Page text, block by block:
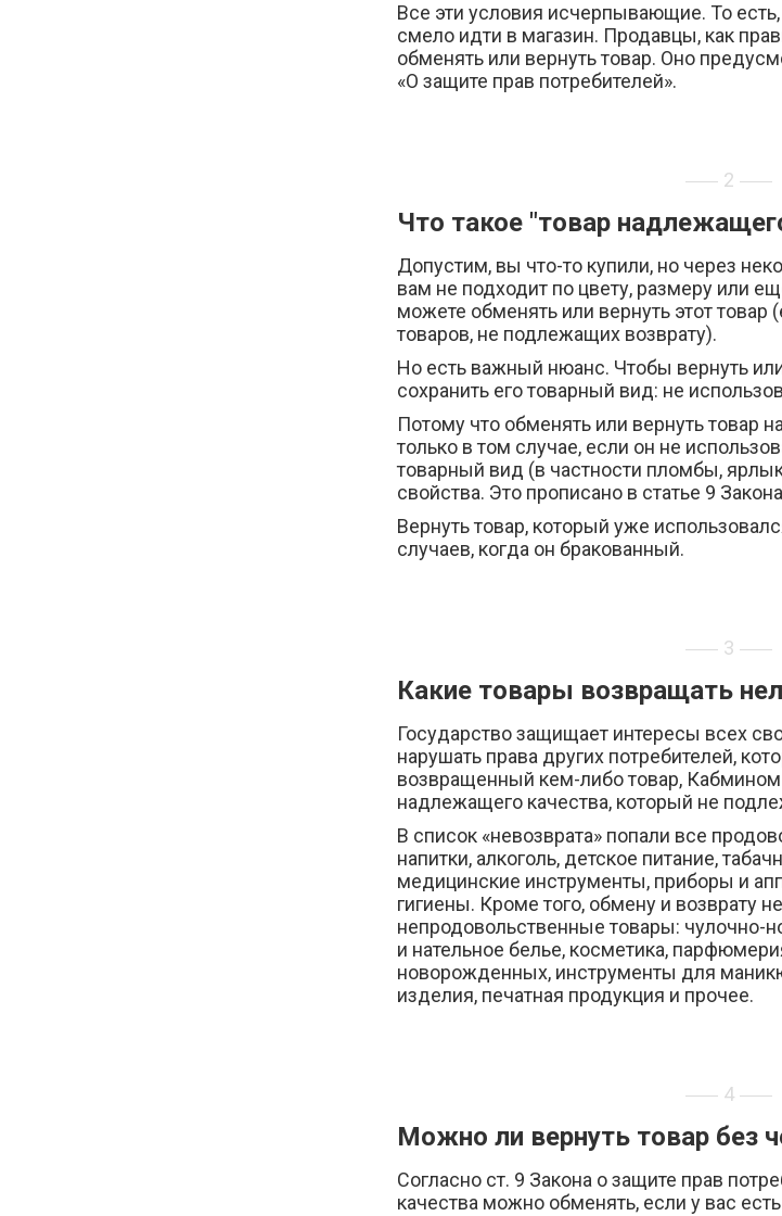
Все эти условия исчерпывающие. То
смело идти в магазин. Продавцы, как
обменять или вернуть товар. Оно
«О защите прав потребителей».
2
Что такое "товар
Допустим, вы что-то купили, но через
вам не подходит по цвету, размеру или
можете обменять или вернуть этот товар
товаров, не подлежащих возврату).
Но есть важный нюанс. Чтобы вернуть
сохранить его товарный вид: не
Потому что обменять или вернуть товар
только в том случае, если он не
товарный вид (в частности пломбы,
свойства. Это прописано в статье 9
Вернуть товар, который уже
случаев, когда он бракованный.
3
Какие товары возвращать
Государство защищает интересы всех
нарушать права других потребителей,
возвращенный кем-либо товар,
надлежащего качества, который не
В список «невозврата» попали все
напитки, алкоголь, детское питание,
медицинские инструменты, приборы и
гигиены. Кроме того, обмену и возврату
непродовольственные товары: чулочно-
и нательное белье, косметика,
новорожденных, инструменты для
изделия, печатная продукция и прочее.
4
Можно ли вернуть товар без
Согласно ст. 9 Закона о защите прав
качества можно обменять, если у вас